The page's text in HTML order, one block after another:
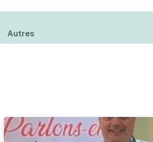
Autres